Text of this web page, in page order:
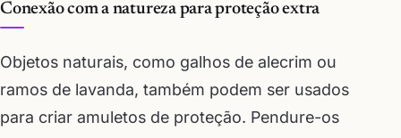
Conexão com a natureza para proteção extra
Objetos naturais, como galhos de alecrim ou
ramos de lavanda, também podem ser usados
para criar amuletos de proteção. Pendure-os